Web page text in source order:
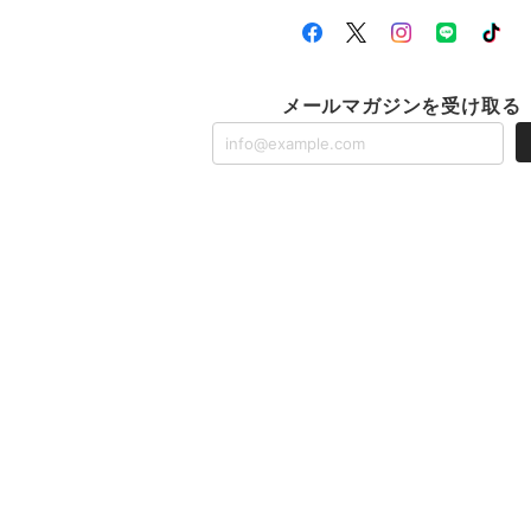
メールマガジンを受け取る